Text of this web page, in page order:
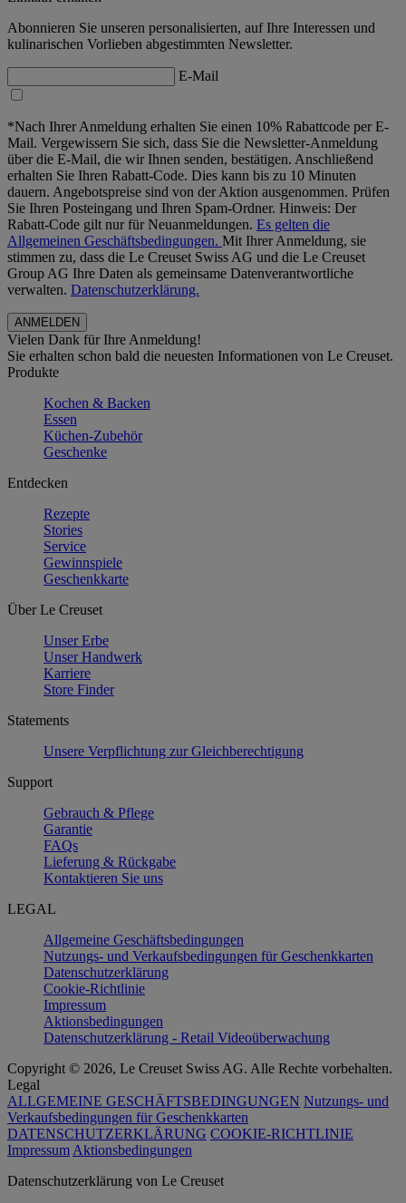
Abonnieren Sie unseren personalisierten, auf Ihre Interessen und
kulinarischen Vorlieben abgestimmten Newsletter.
E-Mail
*Nach Ihrer Anmeldung erhalten Sie einen 10% Rabattcode per E-
Mail. Vergewissern Sie sich, dass Sie die Newsletter-Anmeldung
über die E-Mail, die wir Ihnen senden, bestätigen. Anschließend
erhalten Sie Ihren Rabatt-Code. Dies kann bis zu 10 Minuten
dauern. Angebotspreise sind von der Aktion ausgenommen. Prüfen
Sie Ihren Posteingang und Ihren Spam-Ordner. Hinweis: Der
Rabatt-Code gilt nur für Neuanmeldungen. Es gelten die
Allgemeinen Geschäftsbedingungen. Mit Ihrer Anmeldung, sie
stimmen zu, dass die Le Creuset Swiss AG und die Le Creuset
Group AG Ihre Daten als gemeinsame Datenverantwortliche
verwalten. Datenschutzerklärung.
Vielen Dank für Ihre Anmeldung!
Sie erhalten schon bald die neuesten Informationen von Le Creuset.
Produkte
Kochen & Backen
Essen
Küchen-Zubehör
Geschenke
Entdecken
Rezepte
Stories
Service
Gewinnspiele
Geschenkkarte
Über Le Creuset
Unser Erbe
Unser Handwerk
Karriere
Store Finder
Statements
Unsere Verpflichtung zur Gleichberechtigung
Support
Gebrauch & Pflege
Garantie
FAQs
Lieferung & Rückgabe
Kontaktieren Sie uns
LEGAL
Allgemeine Geschäftsbedingungen
Nutzungs- und Verkaufsbedingungen für Geschenkkarten
Datenschutzerklärung
Cookie-Richtlinie
Impressum
Aktionsbedingungen
Datenschutzerklärung - Retail Videoüberwachung
Copyright © 2026, Le Creuset Swiss AG. Alle Rechte vorbehalten.
Legal
ALLGEMEINE GESCHÄFTSBEDINGUNGEN Nutzungs- und
Verkaufsbedingungen für Geschenkkarten
DATENSCHUTZERKLÄRUNG COOKIE-RICHTLINIE
Impressum Aktionsbedingungen
Datenschutz­erklärung von Le Creuset